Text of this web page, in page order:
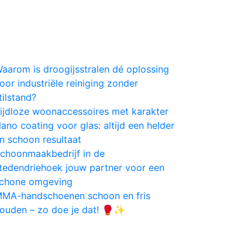
is droogijsstralen dé oplossing
industriële reiniging zonder
woonaccessoires met karakter
coating voor glas: altijd een helder
schoon resultaat
in de
jouw partner voor een
omgeving
handschoenen schoon en fris
– zo doe je dat! 🥊✨